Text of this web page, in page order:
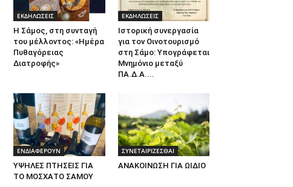
ΕΚΔΗΛΩΣΕΙΣ
Η Σάμος, στη συνταγή
του μέλλοντος: «Ημέρα
Πυθαγόρειας
Διατροφής»
ΕΚΔΗΛΩΣΕΙΣ
Ιστορική συνεργασία
για τον Οινοτουρισμό
στη Σάμο: Υπογράφεται
Μνημόνιο μεταξύ
ΠΑ.Δ.Α....
ΕΝΔΙΑΦΕΡΟΥΝ
ΥΨΗΛΕΣ ΠΤΗΣΕΙΣ ΓΙΑ
ΤΟ ΜΟΣΧΑΤΟ ΣΑΜΟΥ
ΣΥΝΕΤΑΙΡΙΖΕΣΘΑΙ
ΑΝΑΚΟΙΝΩΣΗ ΓΙΑ ΩΙΔΙΟ